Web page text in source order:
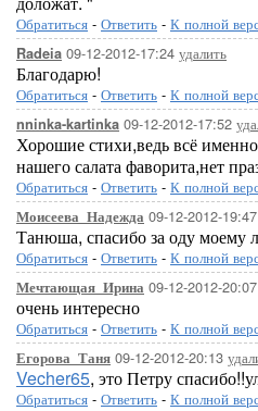
Обратиться - Ответить - К полной
Radeia 09-12-2012-17:24 удалить
Благодарю!
Обратиться - Ответить - К полной
nninka-kartinka 09-12-2012-17:52
Хорошие стихи,ведь всё
нашего салата фаворита,нет
Обратиться - Ответить - К полной
Моисеева_Надежда 09-12-2012-19:47
Танюша, спасибо за оду моему
Обратиться - Ответить - К полной
Мечтающая_Ирина 09-12-2012-20:07
очень интересно
Обратиться - Ответить - К полной
Егорова_Таня 09-12-2012-20:13
Vecher65, это Петру
Обратиться - Ответить - К полной